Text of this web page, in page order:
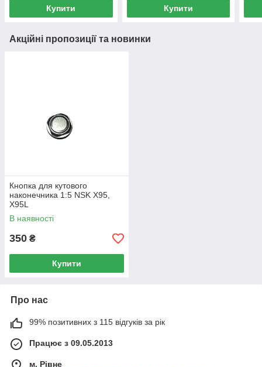
Купити Купити
Акційні пропозиції та новинки
Кнопка для кутового
наконечника 1:5 NSK X95,
X95L
В наявності
350 ₴
Купити
Про нас
99% позитивних з 115 відгуків за рік
Працює з 09.05.2013
м. Рівне